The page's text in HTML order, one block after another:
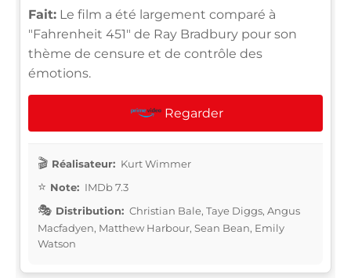
Fait: Le film a été largement comparé à
"Fahrenheit 451" de Ray Bradbury pour son
thème de censure et de contrôle des
émotions.
Regarder
Réalisateur: Kurt Wimmer
Note: IMDb 7.3
Distribution: Christian Bale, Taye Diggs, Angus
Macfadyen, Matthew Harbour, Sean Bean, Emily
Watson